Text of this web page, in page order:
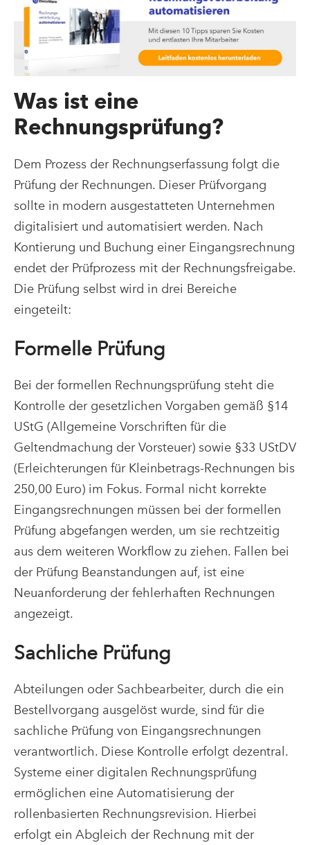
Was ist eine
Rechnungsprüfung?
Dem Prozess der Rechnungserfassung folgt die
Prüfung der Rechnungen. Dieser Prüfvorgang
sollte in modern ausgestatteten Unternehmen
digitalisiert und automatisiert werden. Nach
Kontierung und Buchung einer Eingangsrechnung
endet der Prüfprozess mit der Rechnungsfreigabe.
Die Prüfung selbst wird in drei Bereiche
eingeteilt:
Formelle Prüfung
Bei der formellen Rechnungsprüfung steht die
Kontrolle der gesetzlichen Vorgaben gemäß §14
UStG (Allgemeine Vorschriften für die
Geltendmachung der Vorsteuer) sowie §33 UStDV
(Erleichterungen für Kleinbetrags-Rechnungen bis
250,00 Euro) im Fokus. Formal nicht korrekte
Eingangsrechnungen müssen bei der formellen
Prüfung abgefangen werden, um sie rechtzeitig
aus dem weiteren Workflow zu ziehen. Fallen bei
der Prüfung Beanstandungen auf, ist eine
Neuanforderung der fehlerhaften Rechnungen
angezeigt.
Sachliche Prüfung
Abteilungen oder Sachbearbeiter, durch die ein
Bestellvorgang ausgelöst wurde, sind für die
sachliche Prüfung von Eingangsrechnungen
verantwortlich. Diese Kontrolle erfolgt dezentral.
Systeme einer digitalen Rechnungsprüfung
ermöglichen eine Automatisierung der
rollenbasierten Rechnungsrevision. Hierbei
erfolgt ein Abgleich der Rechnung mit der